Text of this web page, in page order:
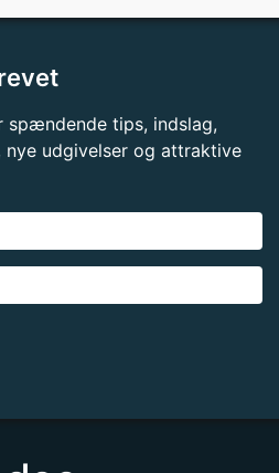
spændende tips, indslag,
nye udgivelser og attraktive